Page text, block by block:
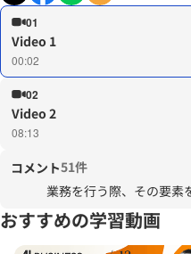
01
Video 1
00:02
02
Video 2
08:13
コメント51件
業務を行う際、その要素
おすすめの学習動画